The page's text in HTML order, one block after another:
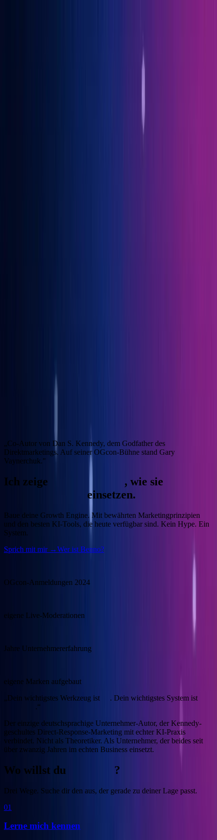
„Co-Autor von Dan S. Kennedy, dem Godfather des
Direktmarketings. Auf seiner OGcon-Bühne stand Gary
Vaynerchuk."
Ich zeige , wie sie
einsetzen.
Baue deine Growth Engine.Mit bewährten Marketingprinzipien
und den besten KI-Tools, die heute verfügbar sind. Kein Hype. Ein
System.
Sprich mit mir →Wer ist Benno?
OGcon-Anmeldungen 2024
eigene Live-Moderationen
Jahre Unternehmererfahrung
eigene Marken aufgebaut
„Dein wichtigstes Werkzeug ist
. Dein wichtigstes System ist
.“
Der einzige deutschsprachige Unternehmer-Autor, der Kennedy-
geschultes Direct-Response-Marketing mit echter KI-Praxis
verbindet. Nicht als Theoretiker. Als Unternehmer, der beides seit
über zwanzig Jahren im echten Business einsetzt.
Wo willst du ?
Drei Wege. Suche dir den aus, der gerade zu deiner Lage passt.
01
Lerne mich kennen